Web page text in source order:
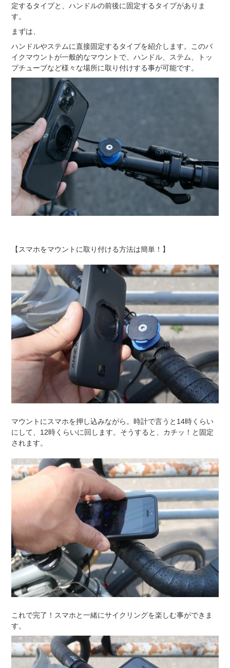
定するタイプと、ハンドルの前後に固定するタイプがありま
す。
まずは、
ハンドルやステムに直接固定するタイプを紹介します。このバ
イクマウントが一般的なマウントで、ハンドル、ステム、トッ
プチューブなど様々な場所に取り付けする事が可能です。
【スマホをマウントに取り付ける方法は簡単！】
マウントにスマホを押し込みながら。時計で言うと14時くらい
にして、12時くらいに回します。そうすると、カチッ！と固定
されます。
これで完了！スマホと一緒にサイクリングを楽しむ事ができま
す。